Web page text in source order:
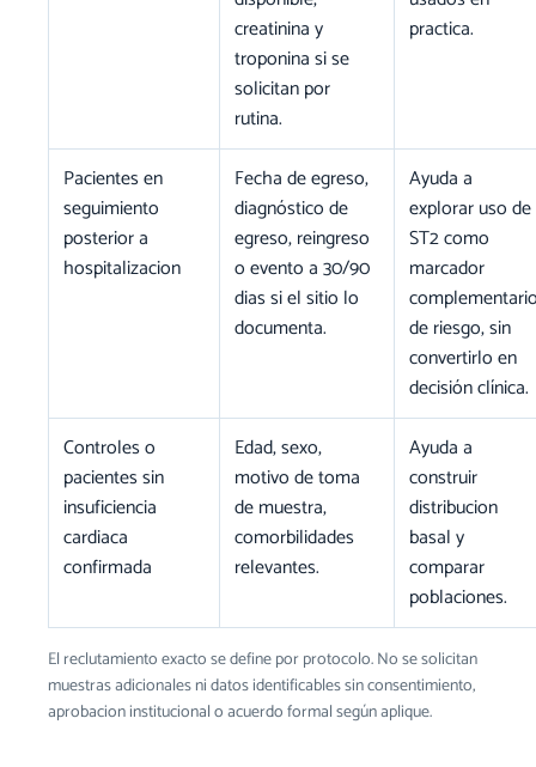
creatinina y
troponina si se
solicitan por
rutina.
practica.
Pacientes en
seguimiento
posterior a
hospitalizacion
Fecha de egreso,
diagnóstico de
egreso, reingreso
o evento a 30/90
dias si el sitio lo
documenta.
Ayuda a
explorar uso de
ST2 como
marcador
de riesgo, sin
convertirlo en
decisión clínica.
Controles o
pacientes sin
insuficiencia
cardiaca
confirmada
Edad, sexo,
motivo de toma
de muestra,
comorbilidades
relevantes.
Ayuda a
construir
distribucion
basal y
comparar
poblaciones.
El reclutamiento exacto se define por protocolo. No se solicitan
muestras adicionales ni datos identificables sin consentimiento,
aprobacion institucional o acuerdo formal según aplique.